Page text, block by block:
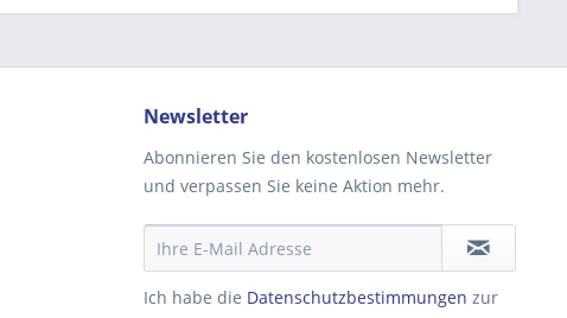
Newsletter
Abonnieren Sie den kostenlosen Newsletter
und verpassen Sie keine Aktion mehr.
Ich habe die Datenschutzbestimmungen zur